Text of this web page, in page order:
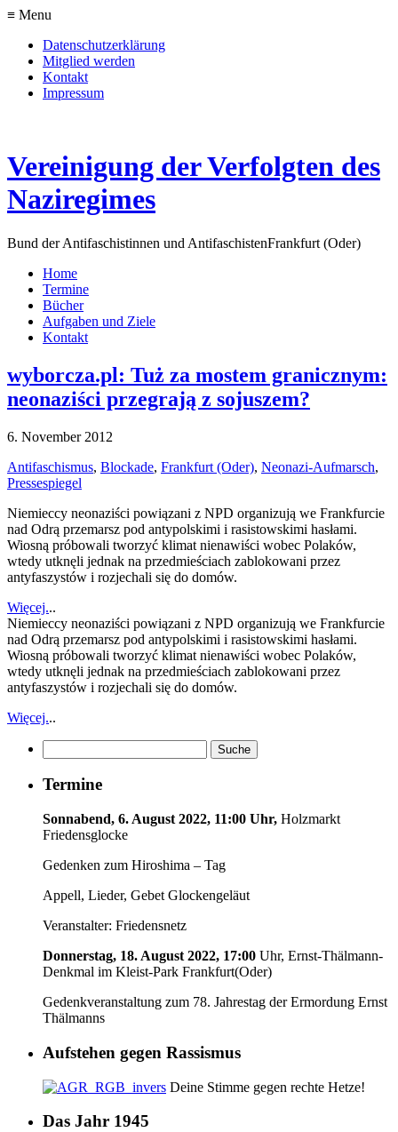
≡ Menu
Datenschutzerklärung
Mitglied werden
Kontakt
Impressum
Vereinigung der Verfolgten des
Naziregimes
Bund der Antifaschistinnen und AntifaschistenFrankfurt (Oder)
Home
Termine
Bücher
Aufgaben und Ziele
Kontakt
wyborcza.pl: Tuż za mostem granicznym:
neonaziści przegrają z sojuszem?
6. November 2012
Antifaschismus, Blockade, Frankfurt (Oder), Neonazi-Aufmarsch,
Pressespiegel
Niemieccy neonaziści powiązani z NPD organizują we Frankfurcie
nad Odrą przemarsz pod antypolskimi i rasistowskimi hasłami.
Wiosną próbowali tworzyć klimat nienawiści wobec Polaków,
wtedy utknęli jednak na przedmieściach zablokowani przez
antyfaszystów i rozjechali się do domów.
Więcej...
Niemieccy neonaziści powiązani z NPD organizują we Frankfurcie
nad Odrą przemarsz pod antypolskimi i rasistowskimi hasłami.
Wiosną próbowali tworzyć klimat nienawiści wobec Polaków,
wtedy utknęli jednak na przedmieściach zablokowani przez
antyfaszystów i rozjechali się do domów.
Więcej...
Termine
Sonnabend, 6. August 2022, 11:00 Uhr, Holzmarkt
Friedensglocke
Gedenken zum Hiroshima – Tag
Appell, Lieder, Gebet Glockengeläut
Veranstalter: Friedensnetz
Donnerstag, 18. August 2022, 17:00 Uhr, Ernst-Thälmann-
Denkmal im Kleist-Park Frankfurt(Oder)
Gedenkveranstaltung zum 78. Jahrestag der Ermordung Ernst
Thälmanns
Aufstehen gegen Rassismus
Deine Stimme gegen rechte Hetze!
Das Jahr 1945